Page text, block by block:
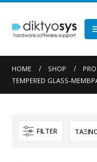
HOME SHOP
TEMPERED GLASS-
FILTER